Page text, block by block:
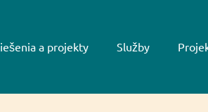
a projekty Služby